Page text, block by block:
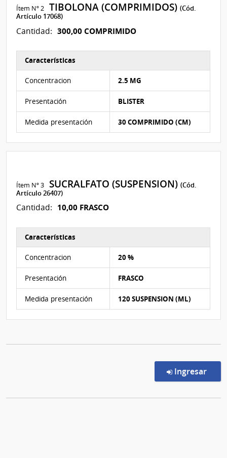
Ítem Nº 2 TIBOLONA (COMPRIMIDOS)(Cód.
Artículo 17068)
Cantidad: 300,00 COMPRIMIDO
Características
Concentracion 2.5 MG
Presentación BLISTER
Medida presentación 30 COMPRIMIDO (CM)
Ítem Nº 3 SUCRALFATO (SUSPENSION)(Cód.
Artículo 26407)
Cantidad: 10,00 FRASCO
Características del Ítem Nº 4
Características
Concentracion 20 %
Presentación FRASCO
Medida presentación 120 SUSPENSION (ML)
Ingresar